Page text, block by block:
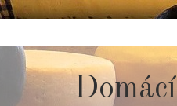
to
content